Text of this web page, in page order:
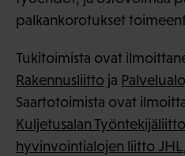
palkankorotukset
Tukitoimista ovat
Rakennusliitto ja
Saartotoimista ovat
Kuljetusalan
hyvinvointialojen liitto JHL